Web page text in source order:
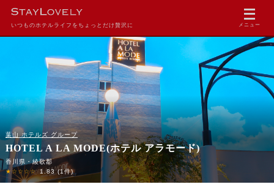
いつものホテルライフをちょっとだけ贅沢に メニュー
葉山 ホテルズ グループ
HOTEL A LA MODE(ホテル アラモード)
香川県・綾歌郡
★☆☆☆☆ 1.83 (1件)